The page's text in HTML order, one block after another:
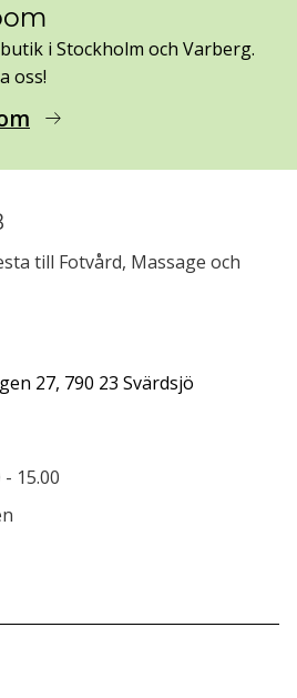
i Stockholm och Varberg.
oss!
arrow_right_alt
till Fotvård, Massage och
27, 790 23 Svärdsjö
15.00